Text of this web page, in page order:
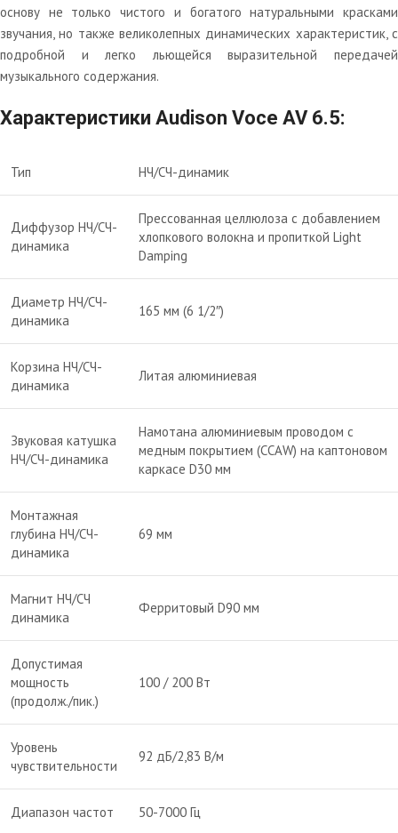
основу не только чистого и богатого натуральными красками
звучания, но также великолепных динамических характеристик, с
подробной и легко льющейся выразительной передачей
музыкального содержания.
Характеристики Audison Voce AV 6.5:
Тип НЧ/СЧ-динамик
Диффузор НЧ/СЧ-
динамика
Прессованная целлюлоза с добавлением
хлопкового волокна и пропиткой Light
Damping
Диаметр НЧ/СЧ-
динамика
165 мм (6 1/2″)
Корзина НЧ/СЧ-
динамика
Литая алюминиевая
Звуковая катушка
НЧ/СЧ-динамика
Намотана алюминиевым проводом с
медным покрытием (CCAW) на каптоновом
каркасе D30 мм
Монтажная
глубина НЧ/СЧ-
динамика
69 мм
Магнит НЧ/СЧ
динамика
Ферритовый D90 мм
Допустимая
мощность
(продолж./пик.)
100 / 200 Вт
Уровень
чувствительности
92 дБ/2,83 В/м
Диапазон частот 50-7000 Гц